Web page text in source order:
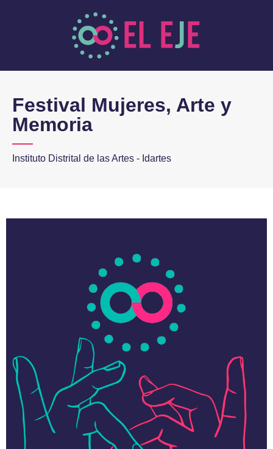
Festival Mujeres, Arte y
Memoria
Instituto Distrital de las Artes - Idartes